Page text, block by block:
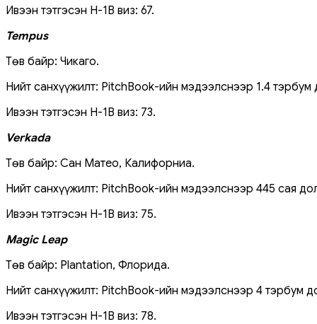
Ивээн тэтгэсэн H-1B виз: 67.
Tempus
Төв байр: Чикаго.
Нийт санхүүжилт: PitchBook-ийн мэдээлснээр 1.4 тэрбум
Ивээн тэтгэсэн H-1B виз: 73.
Verkada
Төв байр: Сан Матео, Калифорниа.
Нийт санхүүжилт: PitchBook-ийн мэдээлснээр 445 сая
Ивээн тэтгэсэн H-1B виз: 75.
Magic Leap
Төв байр: Plantation, Флорида.
Нийт санхүүжилт: PitchBook-ийн мэдээлснээр 4 тэрбум
Ивээн тэтгэсэн H-1B виз: 78.